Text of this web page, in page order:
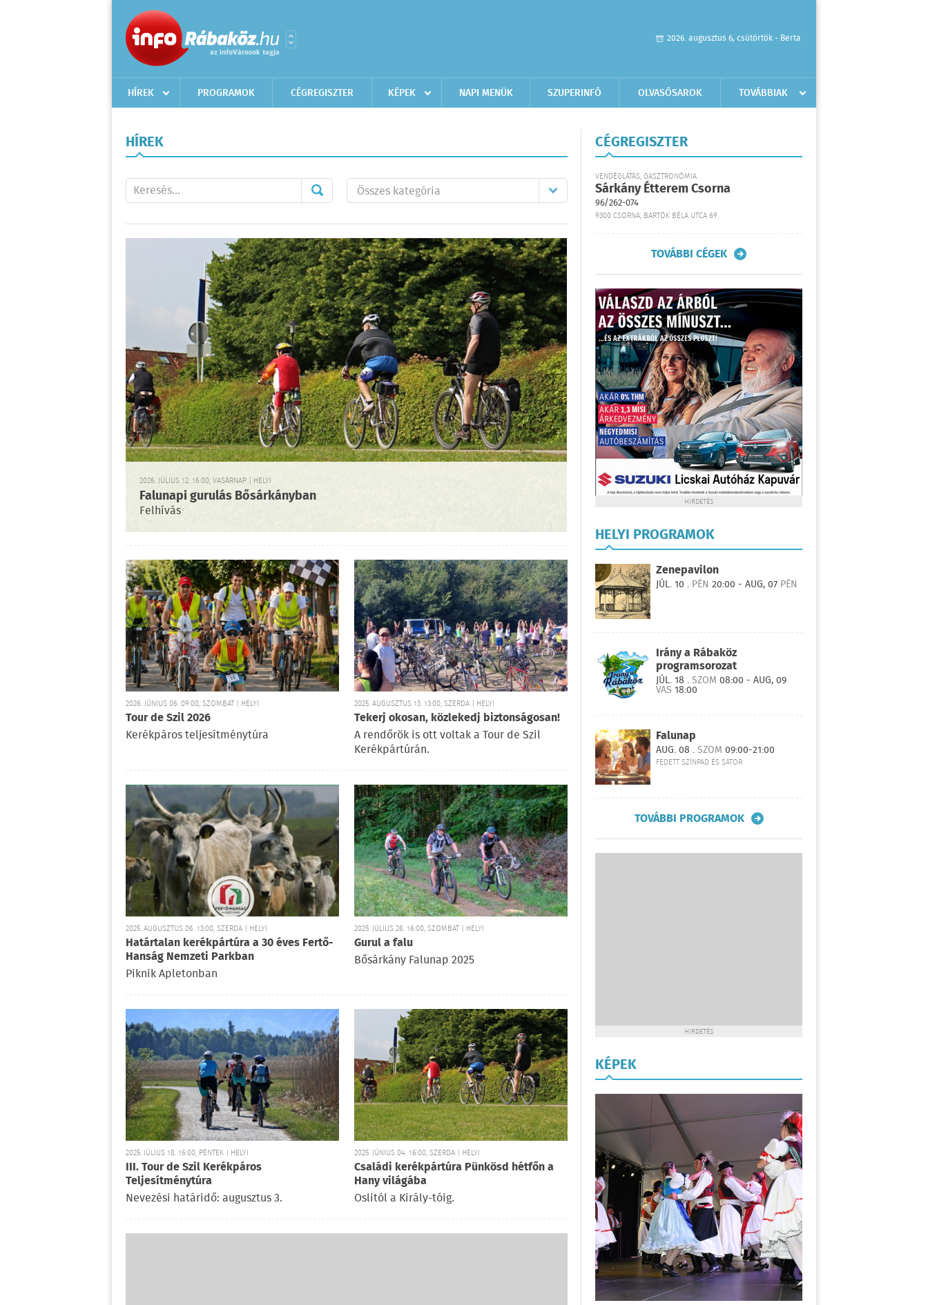
2026. augusztus 6, csütörtök - Berta
HÍREK PROGRAMOK CÉGREGISZTER KÉPEK NAPI MENÜK SZUPERINFÓ OLVASÓSAROK TOVÁBBIAK
HÍREK
2026. JÚLIUS 12. 16:00, VASÁRNAP | HELYI
Falunapi gurulás Bősárkányban
Felhívás
2026. JÚNIUS 06. 09:00, SZOMBAT | HELYI
Tour de Szil 2026
Kerékpáros teljesítménytúra
2025. AUGUSZTUS 13. 13:00, SZERDA | HELYI
Tekerj okosan, közlekedj biztonságosan!
A rendőrök is ott voltak a Tour de Szil
Kerékpártúrán.
2025. AUGUSZTUS 06. 13:00, SZERDA | HELYI
Határtalan kerékpártúra a 30 éves Fertő-
Hanság Nemzeti Parkban
Piknik Apletonban
2025. JÚLIUS 26. 16:00, SZOMBAT | HELYI
Gurul a falu
Bősárkány Falunap 2025
2025. JÚLIUS 18. 16:00, PÉNTEK | HELYI
III. Tour de Szil Kerékpáros
Teljesítménytúra
Nevezési határidő: augusztus 3.
2025. JÚNIUS 04. 16:00, SZERDA | HELYI
Családi kerékpártúra Pünkösd hétfőn a
Hany világába
Oslitól a Király-tóig.
CÉGREGISZTER
VENDÉGLÁTÁS, GASZTRONÓMIA
Sárkány Étterem Csorna
96/262-074
9300 CSORNA, BARTÓK BÉLA UTCA 69.
TOVÁBBI CÉGEK
HIRDETÉS
HELYI PROGRAMOK
Zenepavilon
JÚL. 10 . PÉN 20:00 - AUG, 07 PÉN
Irány a Rábaköz
programsorozat
JÚL. 18 .SZOM 08:00 - AUG, 09
VAS 18:00
Falunap
AUG. 08 .SZOM 09:00-21:00
FEDETT SZÍNPAD ÉS SÁTOR
TOVÁBBI PROGRAMOK
HIRDETÉS
KÉPEK